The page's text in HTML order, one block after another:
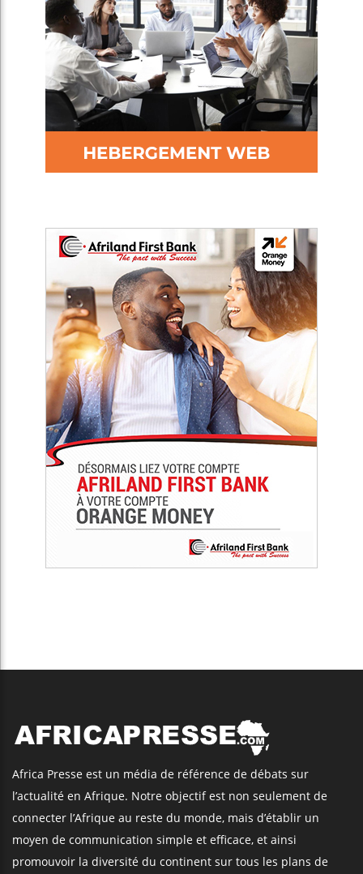
Africa Presse est un média de référence de débats sur
l’actualité en Afrique. Notre objectif est non seulement de
connecter l’Afrique au reste du monde, mais d’établir un
moyen de communication simple et efficace, et ainsi
promouvoir la diversité du continent sur tous les plans de